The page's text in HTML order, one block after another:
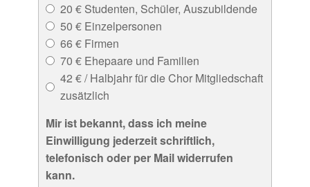
20 € Studenten, Schüler, Auszubildende
50 € Einzelpersonen
66 € Firmen
70 € Ehepaare und Familien
42 € / Halbjahr für die Chor Mitgliedschaft
zusätzlich
Mir ist bekannt, dass ich meine
Einwilligung jederzeit schriftlich,
telefonisch oder per Mail widerrufen
kann.